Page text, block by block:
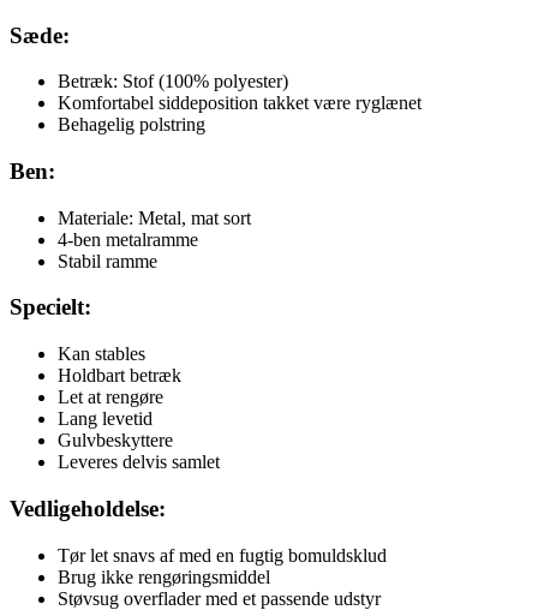
Sæde:
Betræk: Stof (100% polyester)
Komfortabel siddeposition takket være ryglænet
Behagelig polstring
Ben:
Materiale: Metal, mat sort
4-ben metalramme
Stabil ramme
Specielt:
Kan stables
Holdbart betræk
Let at rengøre
Lang levetid
Gulvbeskyttere
Leveres delvis samlet
Vedligeholdelse:
Tør let snavs af med en fugtig bomuldsklud
Brug ikke rengøringsmiddel
Støvsug overflader med et passende udstyr